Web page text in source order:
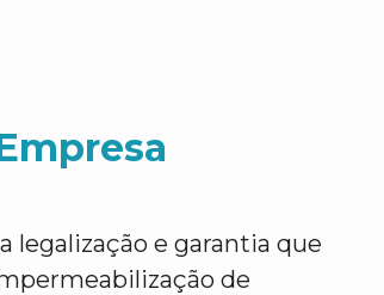
legalização e garantia que
de